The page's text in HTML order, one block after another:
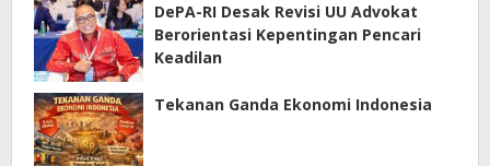
DePA-RI Desak Revisi UU Advokat
Berorientasi Kepentingan Pencari
Keadilan
Tekanan Ganda Ekonomi Indonesia